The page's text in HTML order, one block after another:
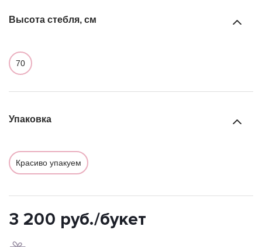
Высота стебля, см
70
Упаковка
Красиво упакуем
3 200 руб./букет